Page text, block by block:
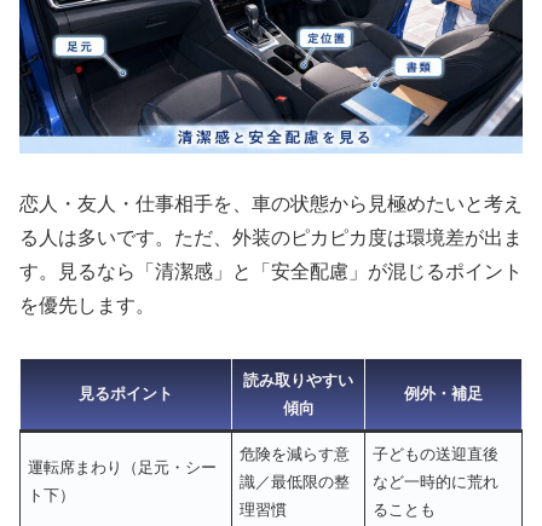
恋人・友人・仕事相手を、車の状態から見極めたいと考え
る人は多いです。ただ、外装のピカピカ度は環境差が出ま
す。見るなら「清潔感」と「安全配慮」が混じるポイント
を優先します。
見るポイント
読み取りやすい
傾向
例外・補足
運転席まわり（足元・シー
ト下）
危険を減らす意
識／最低限の整
理習慣
子どもの送迎直後
など一時的に荒れ
ることも